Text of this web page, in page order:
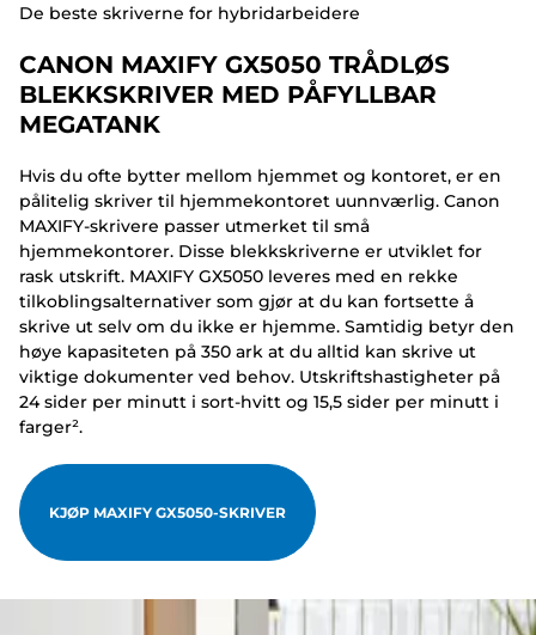
De beste skriverne for hybridarbeidere
CANON MAXIFY GX5050 TRÅDLØS
BLEKKSKRIVER MED PÅFYLLBAR
MEGATANK
Hvis du ofte bytter mellom hjemmet og kontoret, er en
pålitelig skriver til hjemmekontoret uunnværlig. Canon
MAXIFY-skrivere passer utmerket til små
hjemmekontorer. Disse blekkskriverne er utviklet for
rask utskrift. MAXIFY GX5050 leveres med en rekke
tilkoblingsalternativer som gjør at du kan fortsette å
skrive ut selv om du ikke er hjemme. Samtidig betyr den
høye kapasiteten på 350 ark at du alltid kan skrive ut
viktige dokumenter ved behov. Utskriftshastigheter på
24 sider per minutt i sort-hvitt og 15,5 sider per minutt i
farger².
KJØP MAXIFY GX5050-SKRIVER